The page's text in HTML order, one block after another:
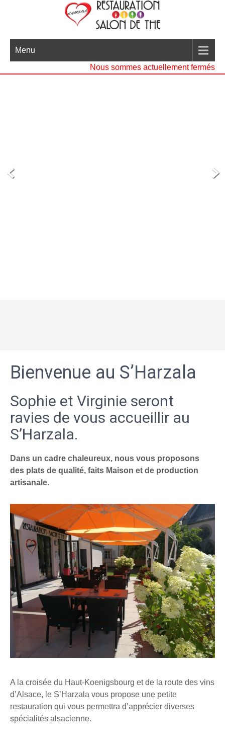
Menu
Nous sommes actuellement fermés
Bienvenue au S’Harzala
Sophie et Virginie seront
ravies de vous accueillir au
S’Harzala.
Dans un cadre chaleureux, nous vous proposons
des plats de qualité, faits Maison et de production
artisanale.
A la croisée du Haut-Koenigsbourg et de la route des vins
d’Alsace, le S’Harzala vous propose une petite
restauration qui vous permettra d’apprécier diverses
spécialités alsacienne.